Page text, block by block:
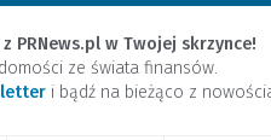
PRNews.pl w Twojej skrzynce!
ze świata finansów.
​i bądź na bieżąco z